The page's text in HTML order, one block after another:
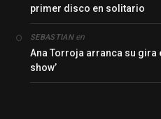
primer disco en solitario
SEBASTIANen
Ana Torroja arranca su gira
show’